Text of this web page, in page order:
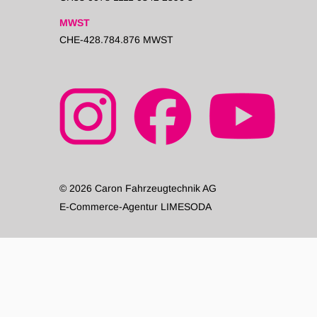
MWST
CHE-428.784.876 MWST
© 2026 Caron Fahrzeugtechnik AG
E-Commerce-Agentur LIMESODA